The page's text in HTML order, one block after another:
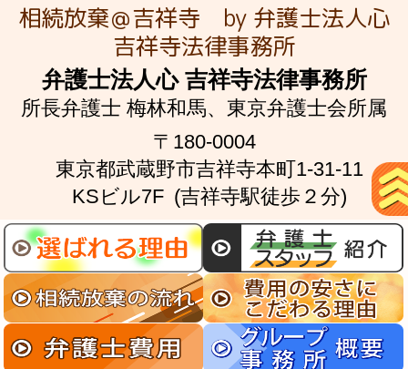
相続放棄＠吉祥寺 by 弁護士法人心
吉祥寺法律事務所
弁護士法人心 吉祥寺法律事務所
所長弁護士 梅林和馬、 東京弁護士会所属
〒180-0004
東京都武蔵野市吉祥寺本町1-31-11
KSビル7F (吉祥寺駅徒歩２分)